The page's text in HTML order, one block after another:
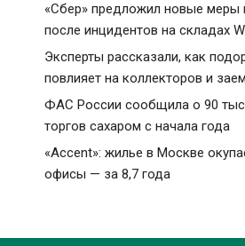
«Сбер» предложил новые
после инцидентов на складах
Эксперты рассказали, как
повлияет на коллекторов и
ФАС России сообщила о 90
торгов сахаром с начала года
«Accent»: жилье в Москве
офисы — за 8,7 года